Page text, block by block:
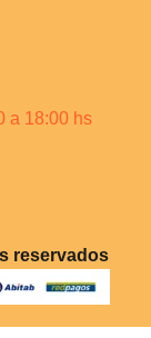
a 18:00 hs
reservados